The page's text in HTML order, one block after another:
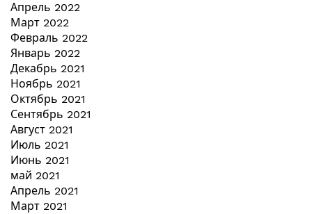
Апрель 2022
Март 2022
Февраль 2022
Январь 2022
Декабрь 2021
Ноябрь 2021
Октябрь 2021
Сентябрь 2021
Август 2021
Июль 2021
Июнь 2021
май 2021
Апрель 2021
Март 2021